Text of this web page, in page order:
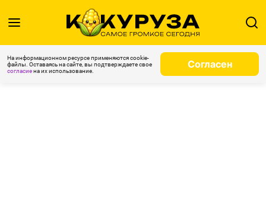
На информационном ресурсе применяются cookie-
файлы. Оставаясь на сайте, вы подтверждаете свое
согласиена их использование.
Согласен